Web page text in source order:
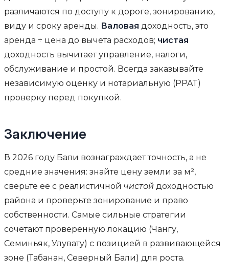
различаются по доступу к дороге, зонированию,
виду и сроку аренды. Валовая доходность, это
аренда ÷ цена до вычета расходов; чистая
доходность вычитает управление, налоги,
обслуживание и простой. Всегда заказывайте
независимую оценку и нотариальную (PPAT)
проверку перед покупкой.
Заключение
В 2026 году Бали вознаграждает точность, а не
средние значения: знайте цену земли за м²,
сверьте её с реалистичной чистой доходностью
района и проверьте зонирование и право
собственности. Самые сильные стратегии
сочетают проверенную локацию (Чангу,
Семиньяк, Улувату) с позицией в развивающейся
зоне (Табанан, Северный Бали) для роста.